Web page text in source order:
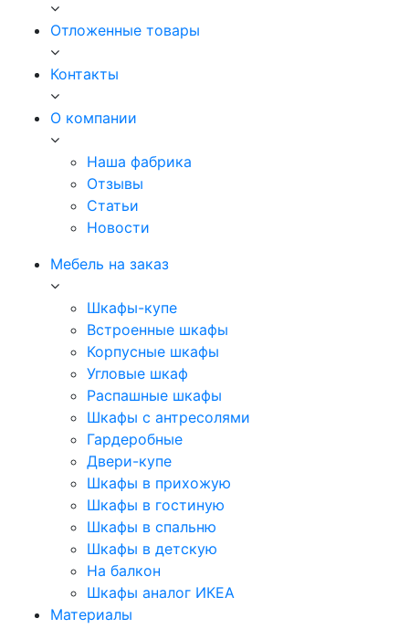
Отложенные товары
Контакты
О компании
Наша фабрика
Отзывы
Статьи
Новости
Мебель на заказ
Шкафы-купе
Встроенные шкафы
Корпусные шкафы
Угловые шкаф
Распашные шкафы
Шкафы с антресолями
Гардеробные
Двери-купе
Шкафы в прихожую
Шкафы в гостиную
Шкафы в спальню
Шкафы в детскую
На балкон
Шкафы аналог ИКЕА
Материалы